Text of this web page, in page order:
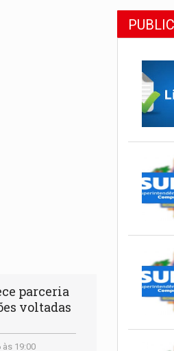
parceria
voltadas
19:00